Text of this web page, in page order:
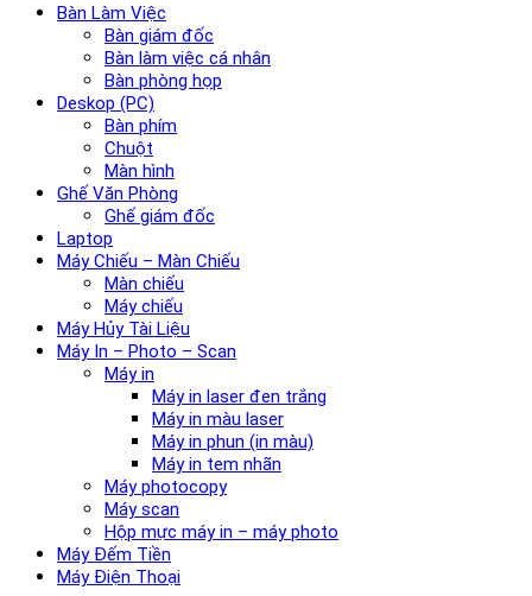
Bàn Làm Việc
Bàn giám đốc
Bàn làm việc cá nhân
Bàn phòng họp
Deskop (PC)
Bàn phím
Chuột
Màn hình
Ghế Văn Phòng
Ghế giám đốc
Laptop
Máy Chiếu – Màn Chiếu
Màn chiếu
Máy chiếu
Máy Hủy Tài Liệu
Máy In – Photo – Scan
Máy in
Máy in laser đen trắng
Máy in màu laser
Máy in phun (in màu)
Máy in tem nhãn
Máy photocopy
Máy scan
Hộp mực máy in – máy photo
Máy Đếm Tiền
Máy Điện Thoại